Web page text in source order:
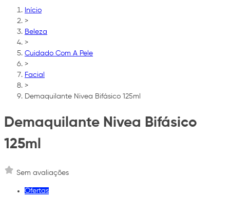
Início
>
Beleza
>
Cuidado Com A Pele
>
Facial
>
Demaquilante Nivea Bifásico 125ml
Demaquilante Nivea Bifásico
125ml
Sem avaliações
Ofertas